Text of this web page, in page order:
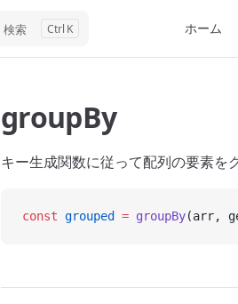
検索 K ホーム
groupBy
キー生成関数に従って配列の要素を
const grouped = groupBy(arr,